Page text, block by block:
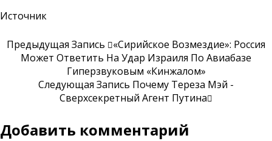
Источник
Предыдущая Запись
«Сирийское Возмездие»: Россия
Может Ответить На Удар Израиля По Авиабазе
Гиперзвуковым «Кинжалом»
Следующая Запись Почему Тереза Мэй -
Сверхсекретный Агент Путина
Добавить комментарий